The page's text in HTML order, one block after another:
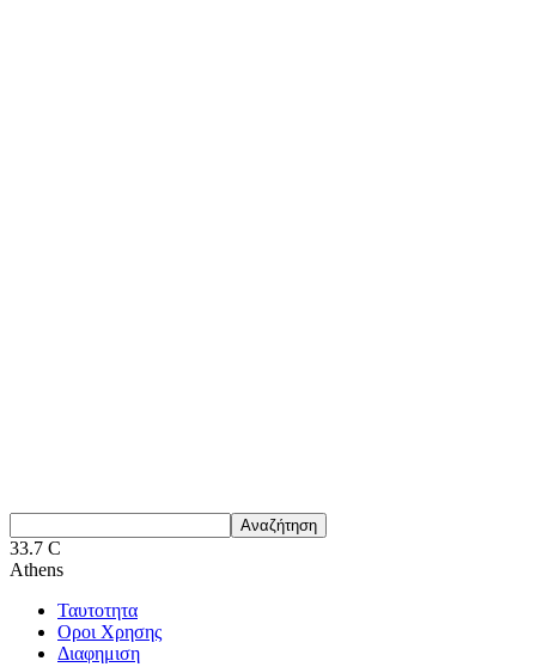
33.7 C
Athens
Ταυτοτητα
Οροι Χρησης
Διαφημιση